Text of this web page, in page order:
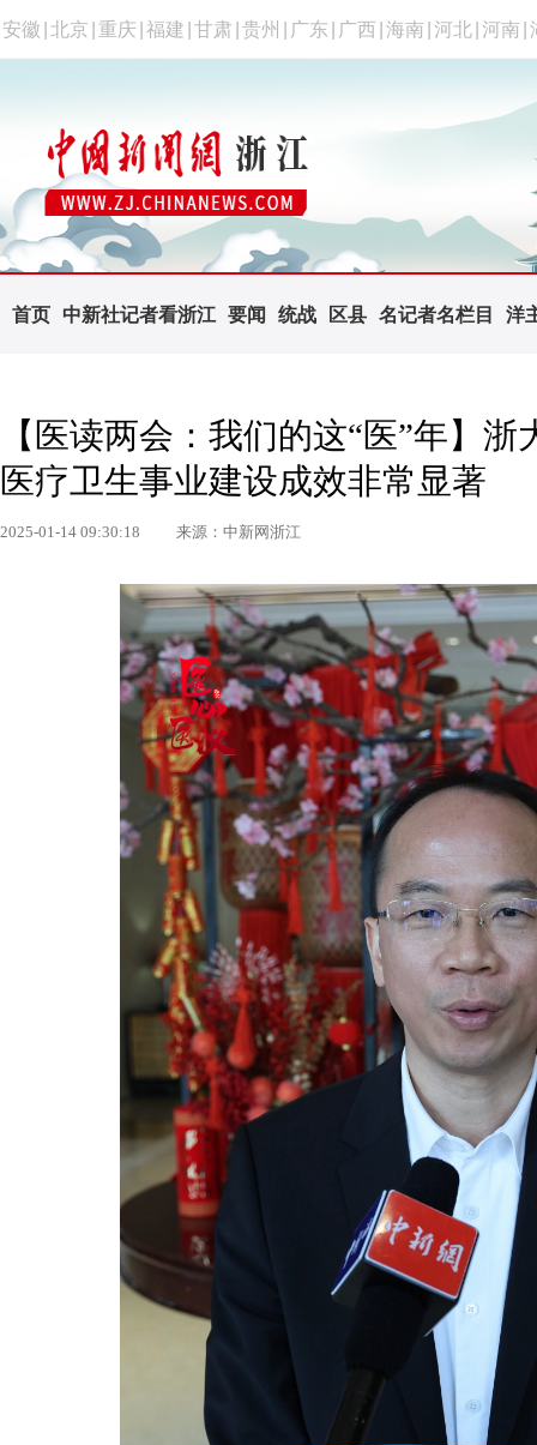
安徽 北京 重庆 福建 甘肃 贵州 广东 广西 海南 河北 河南
首页 中新社记者看浙江 要闻 统战 区县 名记者名栏目 洋
【医读两会：我们的这“医”年】
医疗卫生事业建设成效非常显著
2025-01-14 09:30:18 来源：中新网浙江